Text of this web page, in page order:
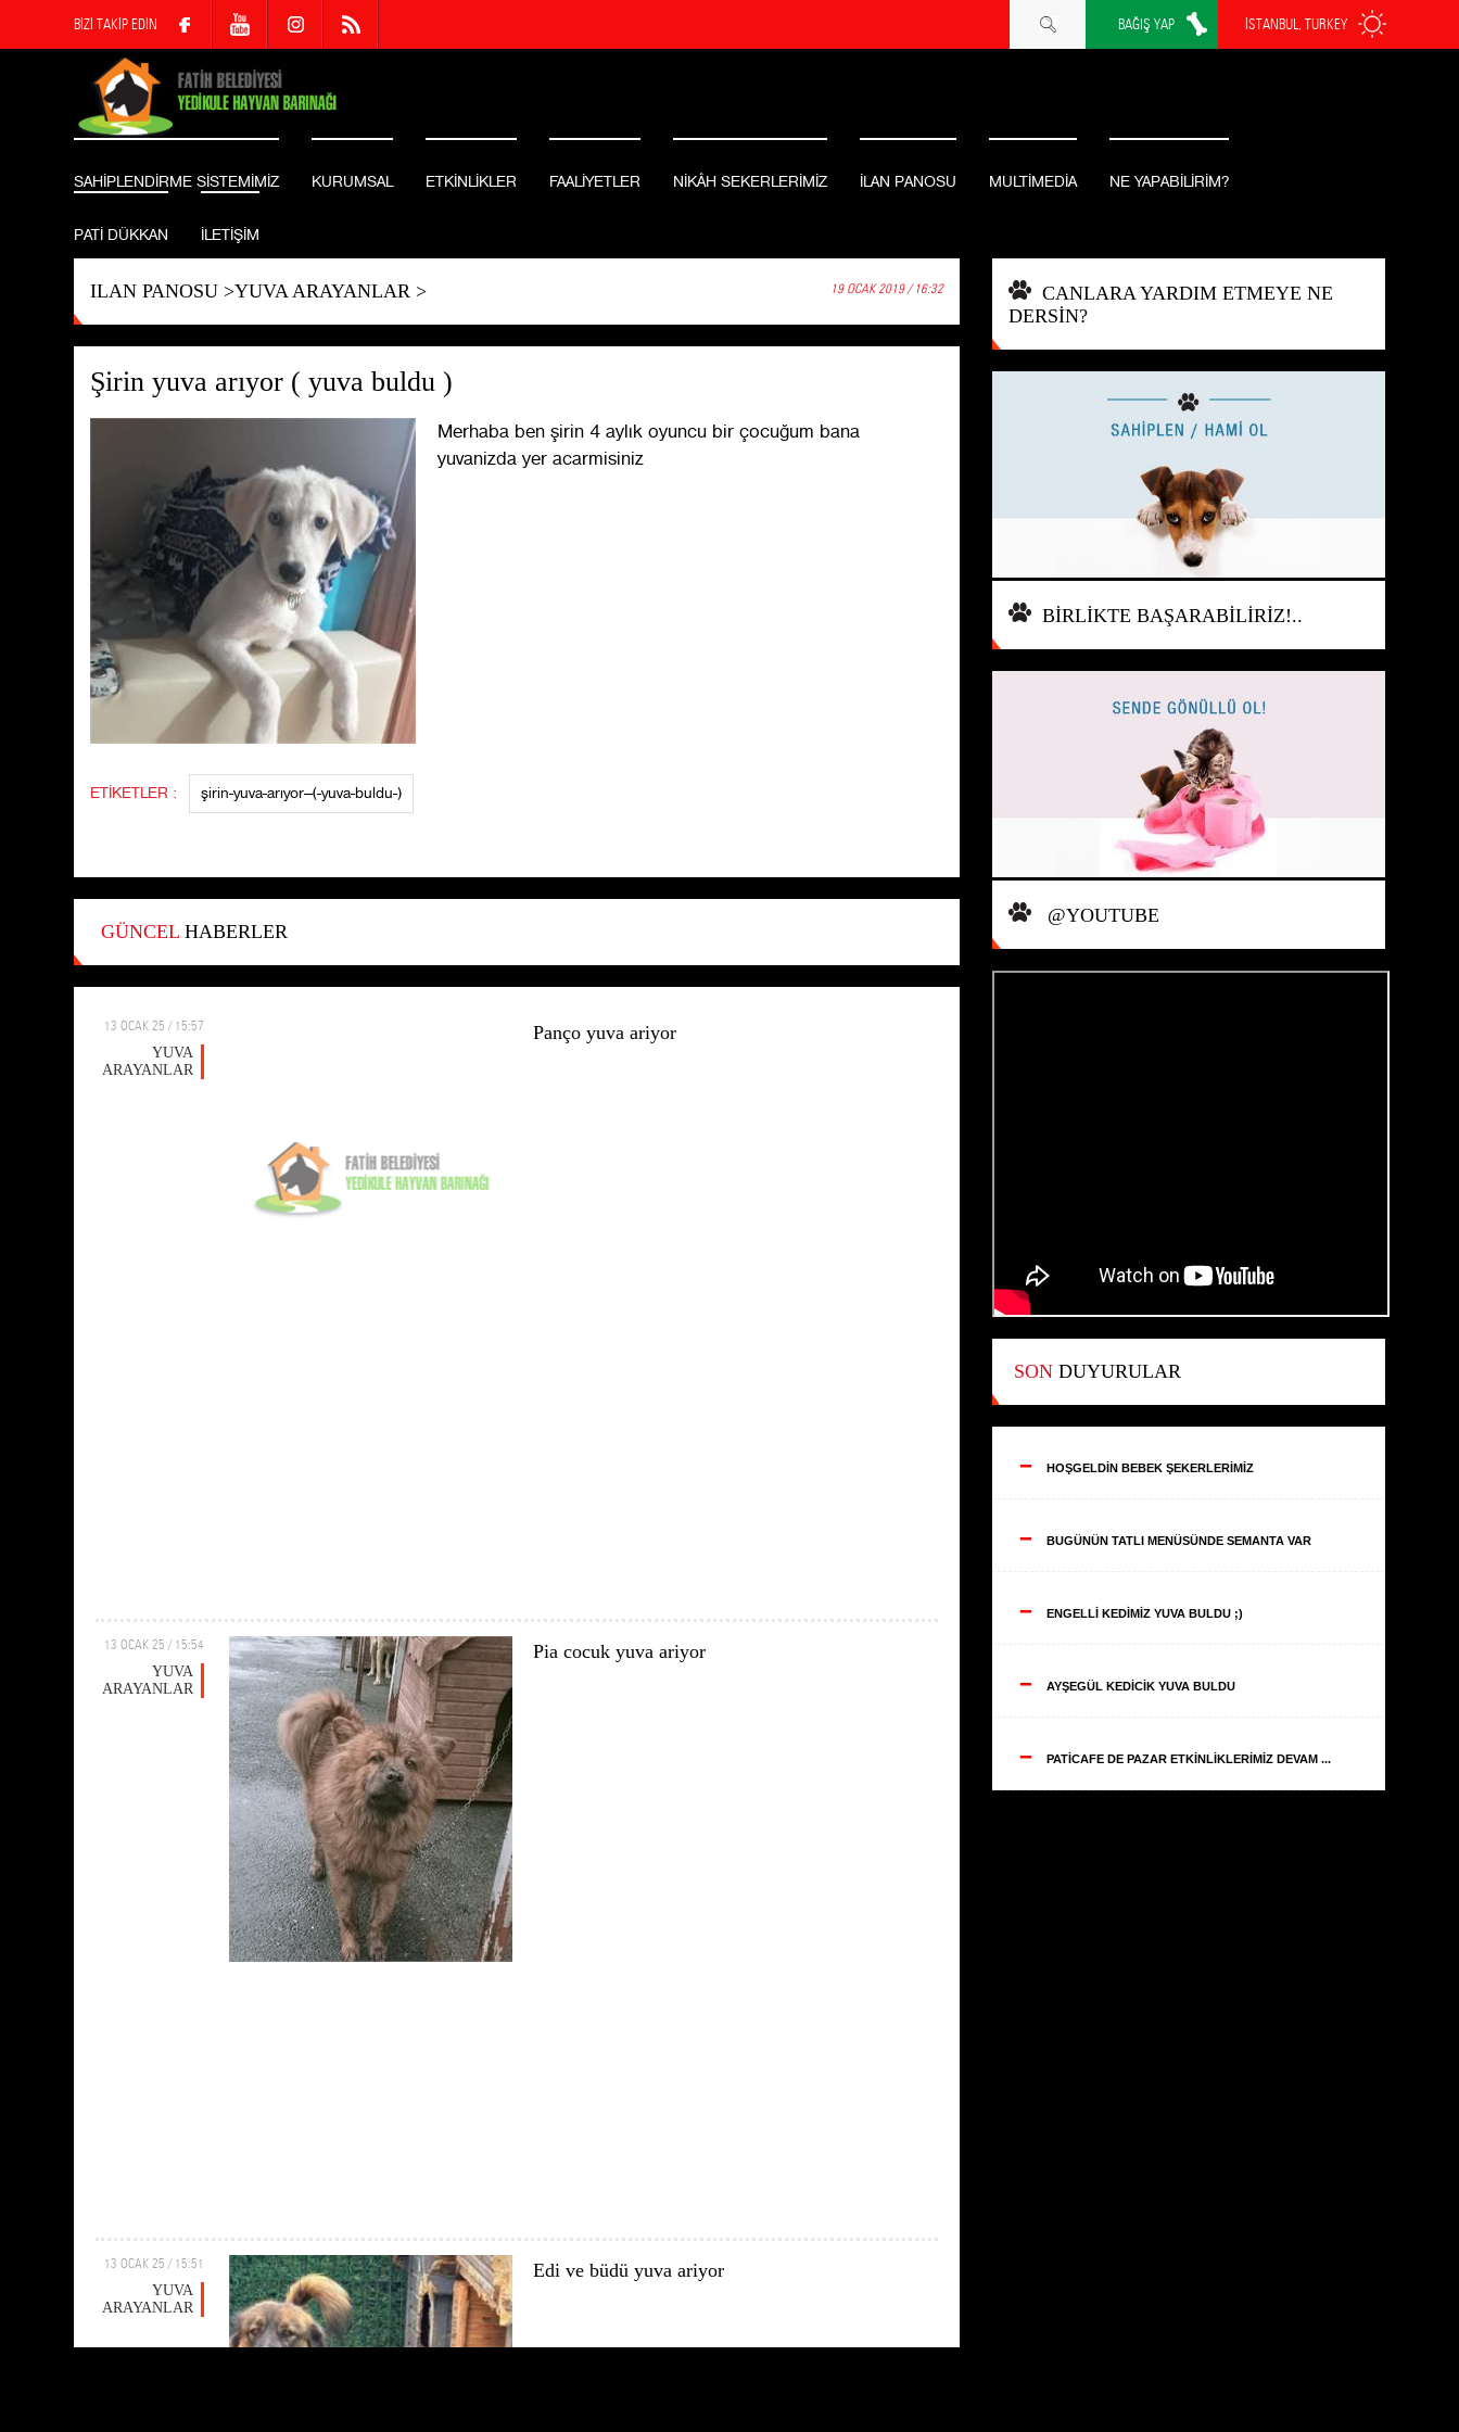
BİZİ TAKİP EDİN İSTANBUL, TURKEY
BAĞIŞ YAP
SAHİPLENDİRME SİSTEMİMİZ KURUMSAL ETKİNLİKLER FAALİYETLER NİKÂH SEKERLERİMİZ İLAN PANOSU MULTİMEDİA NE YAPABİLİRİM?
PATİ DÜKKAN İLETİŞİM
ILAN PANOSU>YUVA ARAYANLAR> 19 OCAK 2019 / 16:32
Şirin yuva arıyor ( yuva buldu )
Merhaba ben şirin 4 aylık oyuncu bir çocuğum bana
yuvanizda yer acarmisiniz
ETİKETLER : şirin-yuva-arıyor--(-yuva-buldu-)
GÜNCELHABERLER
13 OCAK 25 / 15:57
YUVA
ARAYANLAR
Panço yuva ariyor
13 OCAK 25 / 15:54
YUVA
ARAYANLAR
Pia cocuk yuva ariyor
13 OCAK 25 / 15:51
YUVA
ARAYANLAR
Edi ve büdü yuva ariyor
CANLARA YARDIM ETMEYE NE
DERSİN?
BİRLİKTE BAŞARABİLİRİZ!..
@YOUTUBE
SONDUYURULAR
-- HOŞGELDİN BEBEK ŞEKERLERİMİZ
-- BUGÜNÜN TATLI MENÜSÜNDE SEMANTA VAR
-- ENGELLİ KEDİMİZ YUVA BULDU ;)
-- AYŞEGÜL KEDİCİK YUVA BULDU
-- PATİCAFE DE PAZAR ETKİNLİKLERİMİZ DEVAM ...